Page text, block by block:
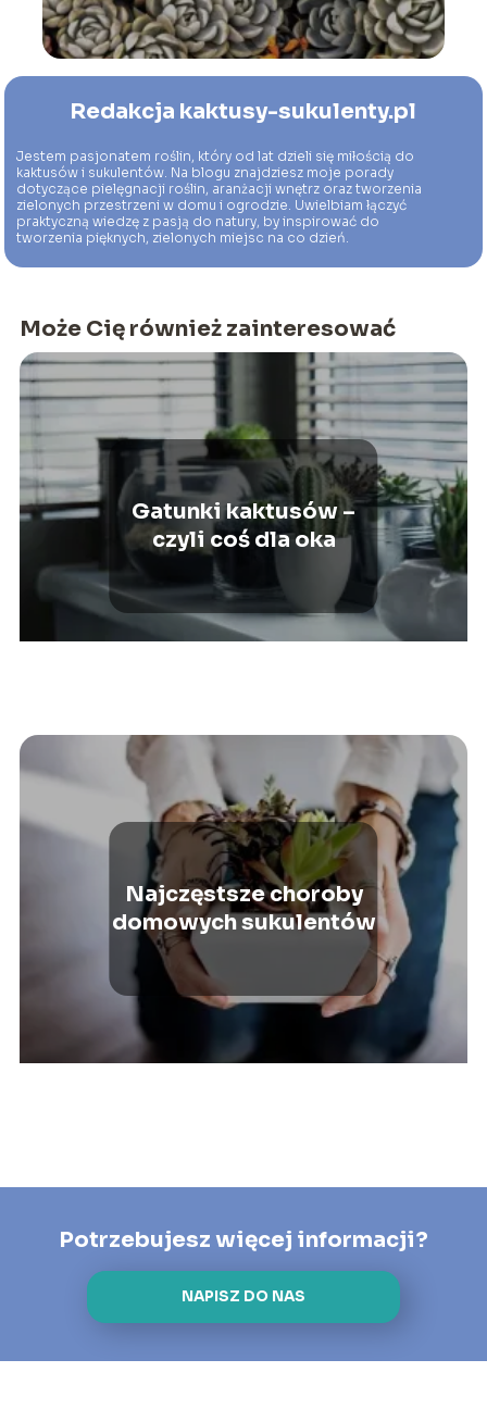
Redakcja kaktusy-sukulenty.pl
Jestem pasjonatem roślin, który od lat dzieli się miłością do
kaktusów i sukulentów. Na blogu znajdziesz moje porady
dotyczące pielęgnacji roślin, aranżacji wnętrz oraz tworzenia
zielonych przestrzeni w domu i ogrodzie. Uwielbiam łączyć
praktyczną wiedzę z pasją do natury, by inspirować do
tworzenia pięknych, zielonych miejsc na co dzień.
Może Cię również zainteresować
Gatunki kaktusów –
czyli coś dla oka
Najczęstsze choroby
domowych sukulentów
Potrzebujesz więcej informacji?
NAPISZ DO NAS